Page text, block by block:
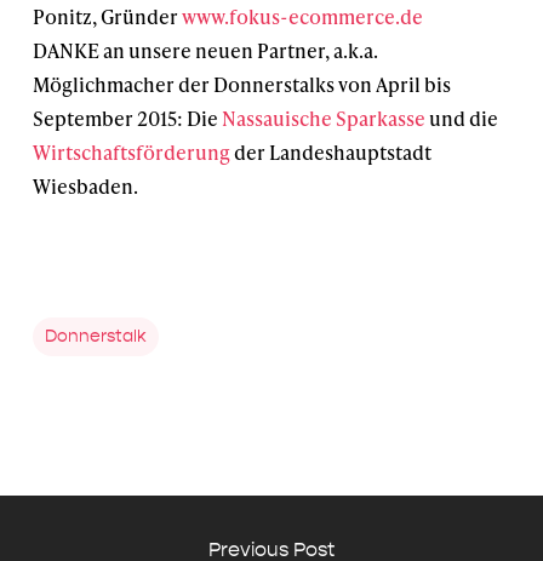
Ponitz, Gründerwww.fokus-ecommerce.de
DANKE an unsere neuen Partner, a.k.a.
Möglichmacher der Donnerstalks von April bis
September 2015: Die Nassauische Sparkasseund die
Wirtschaftsförderungder Landeshauptstadt
Wiesbaden.
Donnerstalk
Previous Post